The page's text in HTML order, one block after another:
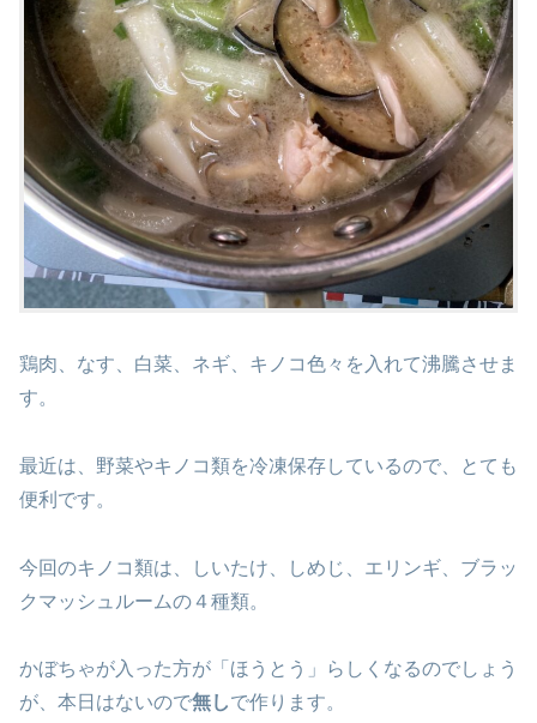
鶏肉、なす、白菜、ネギ、キノコ色々を入れて沸騰させま
す。
最近は、野菜やキノコ類を冷凍保存しているので、とても
便利です。
今回のキノコ類は、しいたけ、しめじ、エリンギ、ブラッ
クマッシュルームの４種類。
かぼちゃが入った方が「ほうとう」らしくなるのでしょう
が、本日はないので無しで作ります。